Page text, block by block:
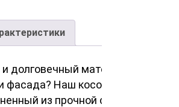
долговечный материал для
фасада? Наш косой планкен 20
из прочной сибирской